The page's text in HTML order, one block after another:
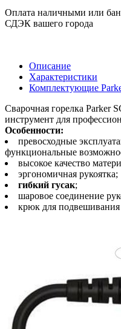
Оплата наличными или
СДЭК вашего города
Описание
Характеристики
Комплектующие
Сварочная горелка Parker
инструмент для
Особенности:
превосходные
функциональные
высокое качество
эргономичная рукоятка;
гибкий гусак;
шаровое соединение
крюк для подвешивания